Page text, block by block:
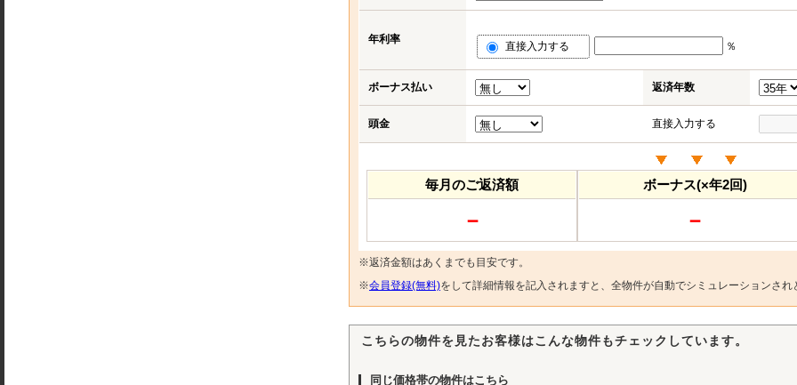
年利率
直接入力する ％
ボーナス払い 返済年数
頭金 直接入力する
毎月のご返済額
－
ボーナス(×年2回)
－
※返済金額はあくまでも目安です。
※会員登録(無料)をして詳細情報を記入されますと、全物件が自動でシミュレーションさ
こちらの物件を見たお客様はこんな物件もチェックしています。
同じ価格帯の物件はこちら